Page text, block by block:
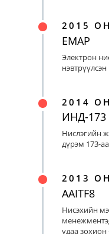
2015 ОН
EMAP
Электрон
нэвтрүүлсэн
2014 ОН
ИНД-173
Нислэгийн
дүрэм 173-
2013 ОН
AAITF8
Нисэхийн
удаа